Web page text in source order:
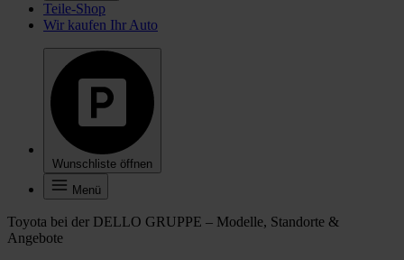
Teile-Shop
Wir kaufen Ihr Auto
Wunschliste öffnen
Menü
Toyota bei der DELLO GRUPPE – Modelle, Standorte &
Angebote